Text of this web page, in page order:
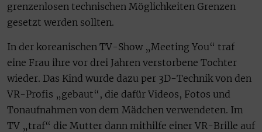
grenzenlosen technischen Möglichkeiten Grenzen
gesetzt werden sollten.
In der koreanischen TV-Show „Meeting You“ traf
eine Frau ihre vor drei Jahren verstorbene Tochter
wieder. Das Kind wurde dazu per 3D-Technik von den
VR-Profis „gebaut“, die dafür Videos, Fotos und
Tonaufnahmen von dem Mädchen verwendeten. Im
TV „traf“ die Mutter dann mithilfe einer VR-Brille auf